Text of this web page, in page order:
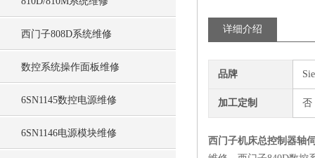
西门子808D系统维修
数控系统操作面板维修
6SN1145数控电源维修
6SN1146电源模块维修
详细介绍
品牌
加工定制 否
西门子机床总控制器轴